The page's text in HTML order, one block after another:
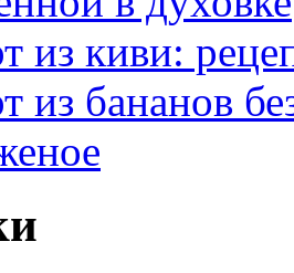
из киви:
из бананов